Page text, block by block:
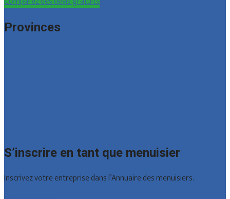
Provinces
S’inscrire en tant que menuisier
Inscrivez votre entreprise dans l’Annuaire des menuisiers.